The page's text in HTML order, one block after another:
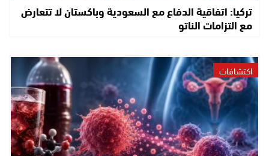
تركيا: اتفاقية الدفاع مع السعودية وباكستان لا تتعارض
مع التزامات الناتو
اكتشافات